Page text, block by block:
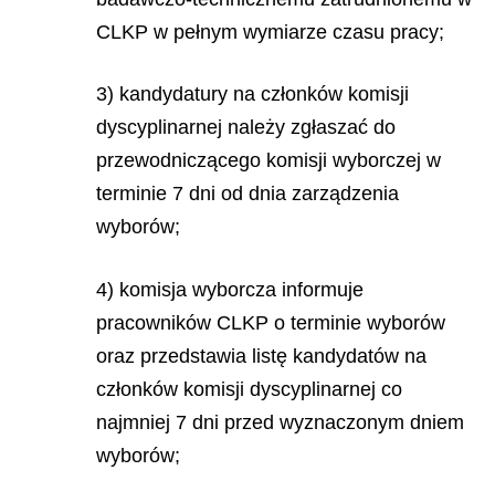
CLKP w pełnym wymiarze czasu pracy;
3) kandydatury na członków komisji
dyscyplinarnej należy zgłaszać do
przewodniczącego komisji wyborczej w
terminie 7 dni od dnia zarządzenia
wyborów;
4) komisja wyborcza informuje
pracowników CLKP o terminie wyborów
oraz przedstawia listę kandydatów na
członków komisji dyscyplinarnej co
najmniej 7 dni przed wyznaczonym dniem
wyborów;